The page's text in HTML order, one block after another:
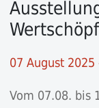
07 August
Vom 07.08. bis